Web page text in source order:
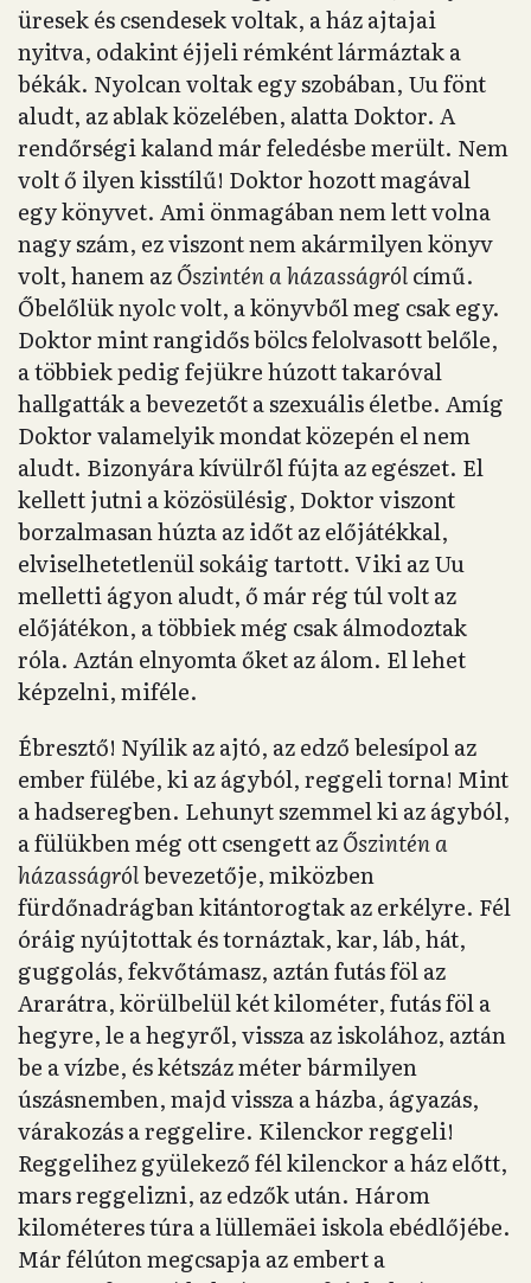
üresek és csendesek voltak, a ház ajtajai
nyitva, odakint éjjeli rémként lármáztak a
békák. Nyolcan voltak egy szobában, Uu fönt
aludt, az ablak közelében, alatta Doktor. A
rendőrségi kaland már feledésbe merült. Nem
volt ő ilyen kisstílű! Doktor hozott magával
egy könyvet. Ami önmagában nem lett volna
nagy szám, ez viszont nem akármilyen könyv
volt, hanem azŐszintén a házasságrólcímű.
Őbelőlük nyolc volt, a könyvből meg csak egy.
Doktor mint rangidős bölcs felolvasott belőle,
a többiek pedig fejükre húzott takaróval
hallgatták a bevezetőt a szexuális életbe. Amíg
Doktor valamelyik mondat közepén el nem
aludt. Bizonyára kívülről fújta az egészet. El
kellett jutni a közösülésig, Doktor viszont
borzalmasan húzta az időt az előjátékkal,
elviselhetetlenül sokáig tartott. Viki az Uu
melletti ágyon aludt, ő már rég túl volt az
előjátékon, a többiek még csak álmodoztak
róla. Aztán elnyomta őket az álom. El lehet
képzelni, miféle.
Ébresztő! Nyílik az ajtó, az edző belesípol az
ember fülébe, ki az ágyból, reggeli torna! Mint
a hadseregben. Lehunyt szemmel ki az ágyból,
a fülükben még ott csengett azŐszintén a
házasságrólbevezetője, miközben
fürdőnadrágban kitántorogtak az erkélyre. Fél
óráig nyújtottak és tornáztak, kar, láb, hát,
guggolás, fekvőtámasz, aztán futás föl az
Ararátra, körülbelül két kilométer, futás föl a
hegyre, le a hegyről, vissza az iskolához, aztán
be a vízbe, és kétszáz méter bármilyen
úszásnemben, majd vissza a házba, ágyazás,
várakozás a reggelire. Kilenckor reggeli!
Reggelihez gyülekező fél kilenckor a ház előtt,
mars reggelizni, az edzők után. Három
kilométeres túra a lüllemäei iskola ebédlőjébe.
Már félúton megcsapja az embert a